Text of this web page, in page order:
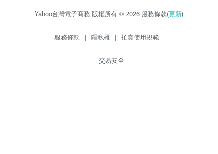
Yahoo台灣電子商務 版權所有 © 2026 服務條款(更新)
服務條款 | 隱私權 | 拍賣使用規範
交易安全